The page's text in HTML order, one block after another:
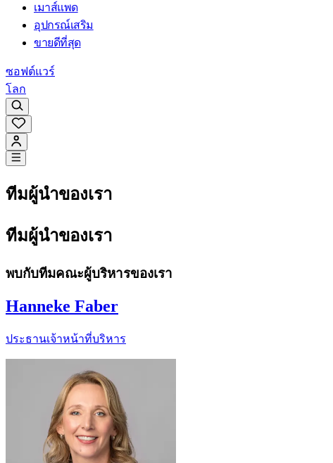
เมาส์แพด
อุปกรณ์เสริม
ขายดีที่สุด
ซอฟต์แวร์
โลก
ทีมผู้นำของเรา
ทีมผู้นำของเรา
พบกับทีมคณะผู้บริหารของเรา
Hanneke Faber
ประธานเจ้าหน้าที่บริหาร